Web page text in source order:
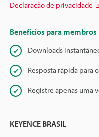
Declaração de privacidade
Benefícios para membros
Downloads
Resposta rápida para
Registre apenas uma
KEYENCE BRASIL